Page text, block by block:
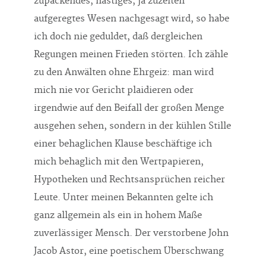
aufgeregtes Wesen nachgesagt wird, so habe
ich doch nie geduldet, daß dergleichen
Regungen meinen Frieden störten. Ich zähle
zu den Anwälten ohne Ehrgeiz: man wird
mich nie vor Gericht plaidieren oder
irgendwie auf den Beifall der großen Menge
ausgehen sehen, sondern in der kühlen Stille
einer behaglichen Klause beschäftige ich
mich behaglich mit den Wertpapieren,
Hypotheken und Rechtsansprüchen reicher
Leute. Unter meinen Bekannten gelte ich
ganz allgemein als ein in hohem Maße
zuverlässiger Mensch. Der verstorbene John
Jacob Astor, eine poetischem Überschwang